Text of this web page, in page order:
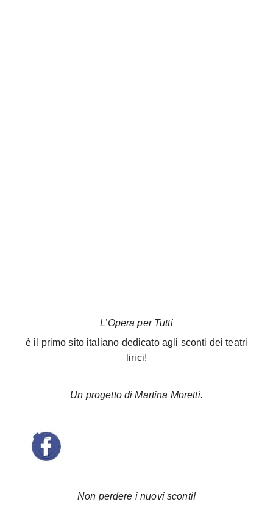
L’Opera per Tutti
è il primo sito italiano dedicato agli sconti dei teatri
lirici!
Un progetto di Martina Moretti.
Non perdere i nuovi sconti!